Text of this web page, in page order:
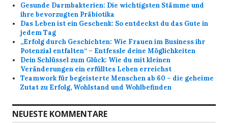
c
:
Gesunde Darmbakterien: Die wichtigsten Stämme und
ihre bevorzugten Präbiotika
Das Leben ist ein Geschenk: So entdeckst du das Gute in
jedem Tag
„Erfolg durch Geschichten: Wie Frauen im Business ihr
Potenzial entfalten“ – Entfessle deine Möglichkeiten
Dein Schlüssel zum Glück: Wie du mit kleinen
Veränderungen ein erfülltes Leben erreichst
Teamwork für begeisterte Menschen ab 60 – die geheime
Zutat zu Erfolg, Wohlstand und Wohlbefinden
NEUESTE KOMMENTARE